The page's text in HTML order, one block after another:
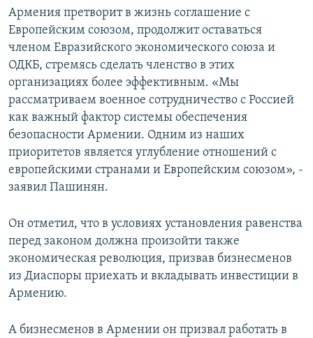
Армения претворит в жизнь соглашение с
Европейским союзом, продолжит оставаться
членом Евразийского экономического союза и
ОДКБ, стремясь сделать членство в этих
организациях более эффективным. «Мы
рассматриваем военное сотрудничество с Россией
как важный фактор системы обеспечения
безопасности Армении. Одним из наших
приоритетов является углубление отношений с
европейскими странами и Европейским союзом», -
заявил Пашинян.
Он отметил, что в условиях установления равенства
перед законом должна произойти также
экономическая революция, призвав бизнесменов
из Диаспоры приехать и вкладывать инвестиции в
Армению.
А бизнесменов в Армении он призвал работать в